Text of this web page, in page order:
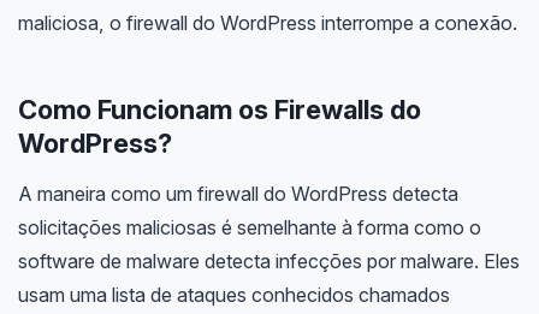
maliciosa, o firewall do WordPress interrompe a conexão.
Como Funcionam os Firewalls do
WordPress?
A maneira como um firewall do WordPress detecta
solicitações maliciosas é semelhante à forma como o
software de malware detecta infecções por malware. Eles
usam uma lista de ataques conhecidos chamados